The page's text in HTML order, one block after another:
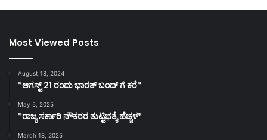
Most Viewed Posts
August 18, 2024
*ಆಗಸ್ಟ್ 21 ರಂದು ಭಾರತ್‌ ಬಂದ್‌ ಗೆ ಕರೆ*
May 5, 2025
*ರಾಜ್ಯ ಸರ್ಕಾರಿ ನೌಕರರ ತುಟ್ಟಿಭತ್ಯೆ ಹೆಚ್ಚಳ*
March 18, 2025